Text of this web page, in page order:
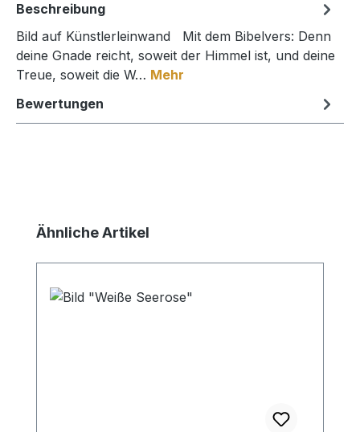
Beschreibung
Bild auf Künstlerleinwand Mit dem Bibelvers: Denn
deine Gnade reicht, soweit der Himmel ist, und deine
Treue, soweit die W… Mehr
Bewertungen
Produktgalerie überspringen
Ähnliche Artikel